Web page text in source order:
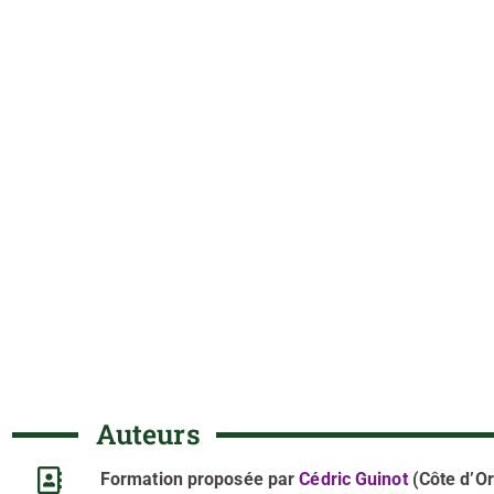
Auteurs
Formation proposée par Cédric Guinot (Côte